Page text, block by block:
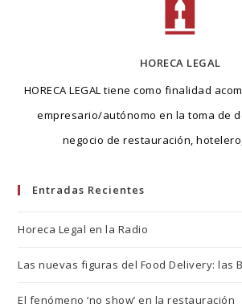
HORECA LEGAL
HORECA LEGAL tiene como finalidad
empresario/autónomo en la toma de
negocio de restauración,
Entradas Recientes
Horeca Legal en la Radio
Las nuevas figuras del Food Delivery: las
El fenómeno ‘no show’ en la restauración